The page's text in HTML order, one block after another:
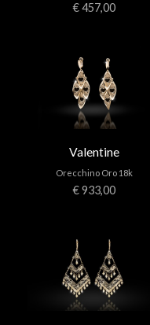
€ 457,00
Valentine
Orecchino Oro 18k
€ 933,00